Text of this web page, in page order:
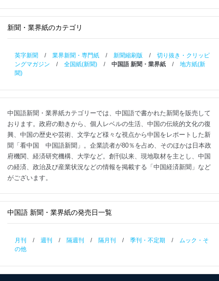
新聞・業界紙のカテゴリ
英字新聞 / 業界新聞・専門紙 / 新聞縮刷版 /
切り抜き・クリッピ
ングマガジン
/ 全国紙(新聞) / 中国語 新聞・業界紙 /
地方紙(新
聞)
中国語新聞・業界紙カテゴリーでは、中国語で書かれた新聞を販売して
おります。政府の動きから、個人レベルの生活、中国の伝統的文化の復
興、中国の歴史や芸術、文学など様々な視点から中国をレポートした新
聞「看中国 中国語新聞」。企業読者が80％を占め、そのほかは日本政
府機関、経済研究機構、大学など。創刊以来、現地取材を主とし、中国
の経済、政治及び産業状況などの情報を掲載する「中国経済新聞」など
がございます。
中国語 新聞・業界紙の発売日一覧
月刊 / 週刊 / 隔週刊 / 隔月刊 / 季刊・不定期 /
ムック・そ
の他